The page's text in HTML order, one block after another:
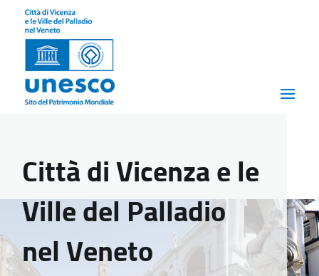
Città di Vicenza e le
Ville del Palladio
nel Veneto